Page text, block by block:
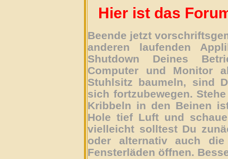
Hier ist das
Beende jetzt
anderen laufenden
Shutdown Deines
Computer und Monitor
Stuhlsitz baumeln, sind
sich fortzubewegen.
Kribbeln in den Beinen
Hole tief Luft und
vielleicht solltest Du
oder alternativ auch
Fensterläden öffnen.